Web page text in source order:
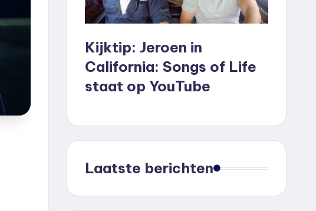
Kijktip: Jeroen in
California: Songs of Life
staat op YouTube
Laatste berichten